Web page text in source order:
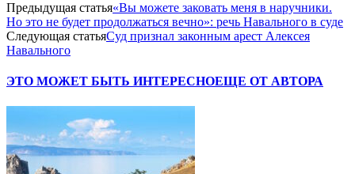
Предыдущая статья«Вы можете заковать меня в наручники.
Но это не будет продолжаться вечно»: речь Навального в суде
Следующая статьяСуд признал законным арест Алексея
Навального
ЭТО МОЖЕТ БЫТЬ ИНТЕРЕСНОЕЩЕ ОТ АВТОРА